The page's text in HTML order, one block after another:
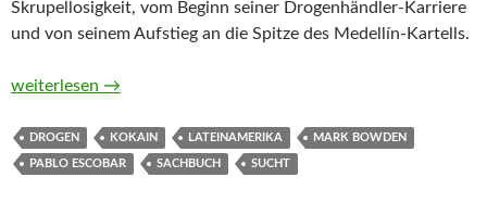
Skrupellosigkeit, vom Beginn seiner Drogenhändler-Karriere
und von seinem Aufstieg an die Spitze des Medellín-Kartells.
Killing Pablo. Die Jagd auf Pablo Escobar, Kolumbiens
weiterlesen →
DROGEN KOKAIN LATEINAMERIKA MARK BOWDEN
PABLO ESCOBAR SACHBUCH SUCHT